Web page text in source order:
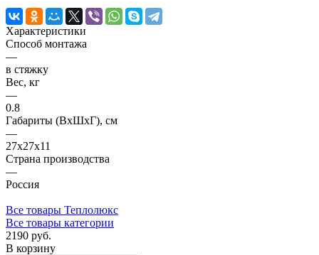
Характеристики
Способ монтажа
—
в стяжку
Вес, кг
—
0.8
Габариты (ВхШхГ), см
—
27x27x11
Страна производства
—
Россия
Все товары Теплолюкс
Все товары категории
2190 руб.
В корзину